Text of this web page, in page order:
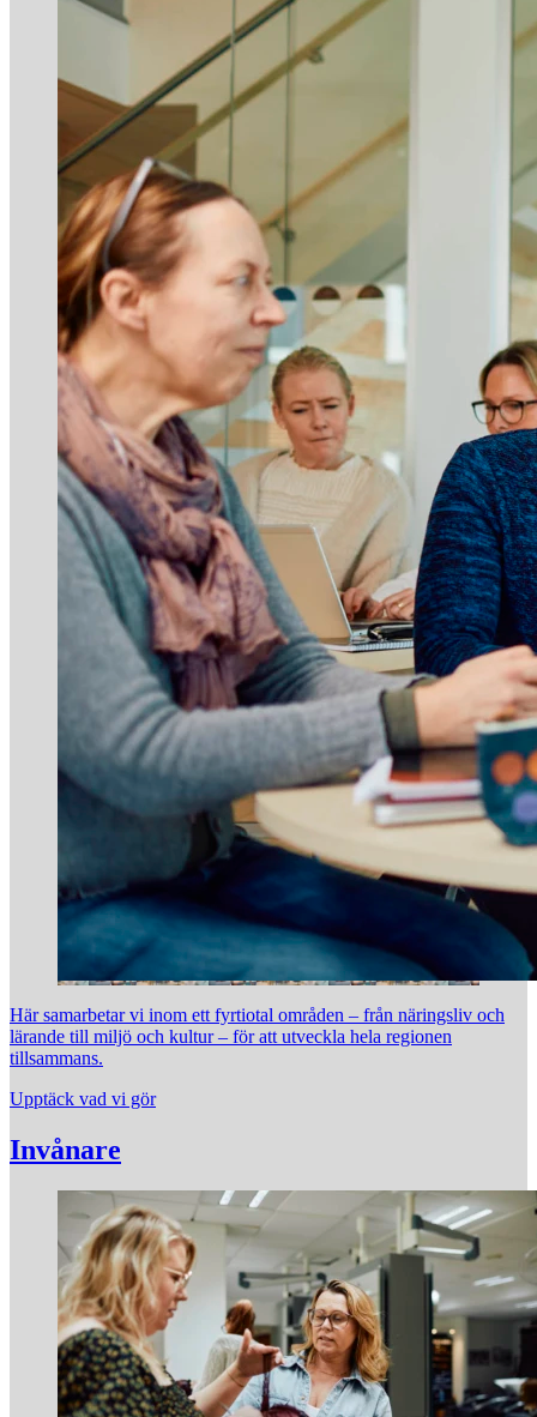
Här samarbetar vi inom ett fyrtiotal områden – från näringsliv och
lärande till miljö och kultur – för att utveckla hela regionen
tillsammans.
Upptäck vad vi gör
Invånare